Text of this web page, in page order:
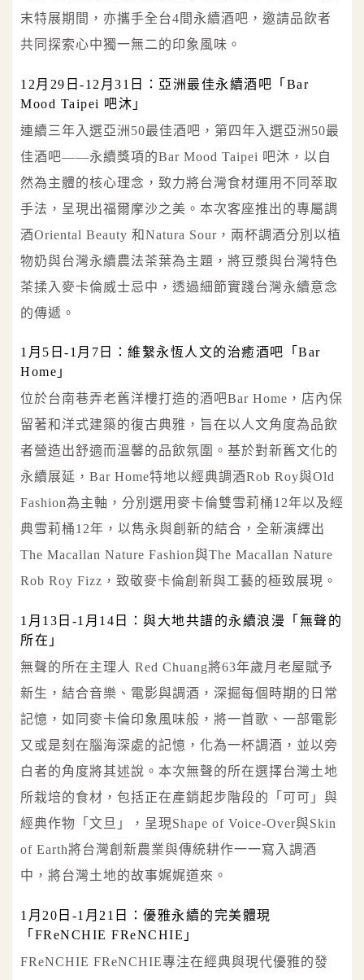
末特展期間，亦攜手全台4間永續酒吧，邀請品飲者
共同探索心中獨一無二的印象風味。
12月29日-12月31日：亞洲最佳永續酒吧「Bar
Mood Taipei 吧沐」
連續三年入選亞洲50最佳酒吧，第四年入選亞洲50最
佳酒吧——永續獎項的Bar Mood Taipei 吧沐，以自
然為主體的核心理念，致力將台灣食材運用不同萃取
手法，呈現出福爾摩沙之美。本次客座推出的專屬調
酒Oriental Beauty 和Natura Sour，兩杯調酒分別以植
物奶與台灣永續農法茶葉為主題，將豆漿與台灣特色
茶揉入麥卡倫威士忌中，透過細節實踐台灣永續意念
的傳遞。
1月5日-1月7日：維繫永恆人文的治癒酒吧「Bar
Home」
位於台南巷弄老舊洋樓打造的酒吧Bar Home，店內保
留著和洋式建築的復古典雅，旨在以人文角度為品飲
者營造出舒適而溫馨的品飲氛圍。基於對新舊文化的
永續展延，Bar Home特地以經典調酒Rob Roy與Old
Fashion為主軸，分別選用麥卡倫雙雪莉桶12年以及經
典雪莉桶12年，以雋永與創新的結合，全新演繹出
The Macallan Nature Fashion與The Macallan Nature
Rob Roy Fizz，致敬麥卡倫創新與工藝的極致展現。
1月13日-1月14日：與大地共譜的永續浪漫「無聲的
所在」
無聲的所在主理人 Red Chuang將63年歲月老屋賦予
新生，結合音樂、電影與調酒，深掘每個時期的日常
記憶，如同麥卡倫印象風味般，將一首歌、一部電影
又或是刻在腦海深處的記憶，化為一杯調酒，並以旁
白者的角度將其述說。本次無聲的所在選擇台灣土地
所栽培的食材，包括正在產銷起步階段的「可可」與
經典作物「文旦」，呈現Shape of Voice-Over與Skin
of Earth將台灣創新農業與傳統耕作一一寫入調酒
中，將台灣土地的故事娓娓道來。
1月20日-1月21日：優雅永續的完美體現
「FReNCHIE FReNCHIE」
FReNCHIE FReNCHIE專注在經典與現代優雅的發